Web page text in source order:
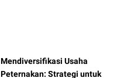
Mendiversifikasi Usaha
Peternakan: Strategi untuk